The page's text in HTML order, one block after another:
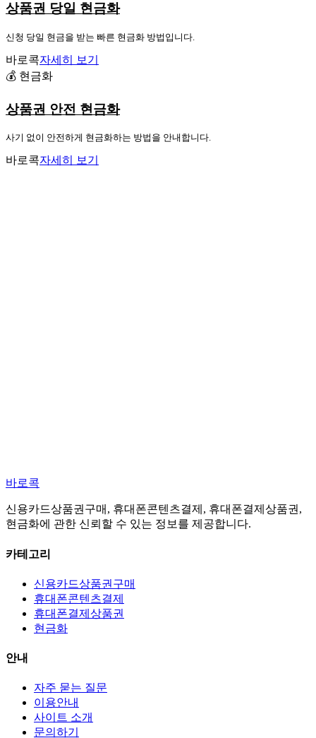
상품권 당일 현금화
신청 당일 현금을 받는 빠른 현금화 방법입니다.
바로콕자세히 보기
💰 현금화
상품권 안전 현금화
사기 없이 안전하게 현금화하는 방법을 안내합니다.
바로콕자세히 보기
바로콕
신용카드상품권구매, 휴대폰콘텐츠결제, 휴대폰결제상품권,
현금화에 관한 신뢰할 수 있는 정보를 제공합니다.
카테고리
신용카드상품권구매
휴대폰콘텐츠결제
휴대폰결제상품권
현금화
안내
자주 묻는 질문
이용안내
사이트 소개
문의하기